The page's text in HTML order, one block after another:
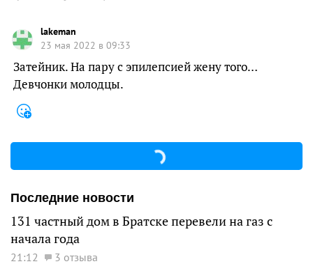
lakeman
23 мая 2022 в 09:33
Затейник. На пару с эпилепсией жену того…
Девчонки молодцы.
Последние новости
131 частный дом в Братске перевели на газ с
начала года
21:12 3 отзыва